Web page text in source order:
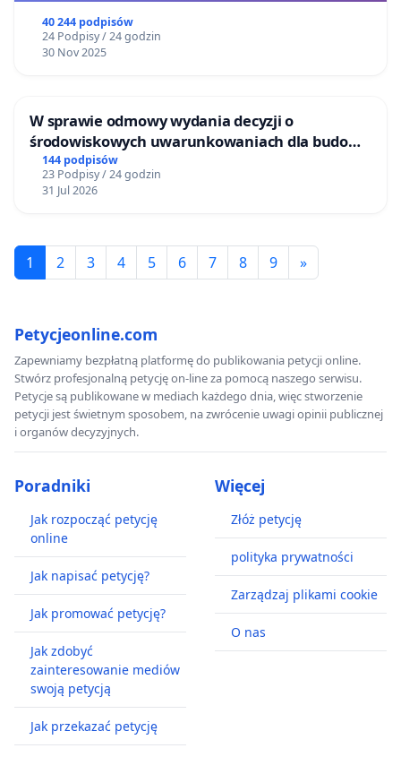
40 244 podpisów
24 Podpisy / 24 godzin
30 Nov 2025
W sprawie odmowy wydania decyzji o
środowiskowych uwarunkowaniach dla budowy
zakładu wytwarzania biometanu „Krynki” w
Ostrowiu Południowym oraz ochrony
mieszkańców i Puszczy Knyszyńskiej
144 podpisów
23 Podpisy / 24 godzin
31 Jul 2026
1 2 3 4 5 6 7 8 9 »
Petycjeonline.com
Zapewniamy bezpłatną platformę do publikowania petycji online.
Stwórz profesjonalną petycję on-line za pomocą naszego serwisu.
Petycje są publikowane w mediach każdego dnia, więc stworzenie
petycji jest świetnym sposobem, na zwrócenie uwagi opinii publicznej
i organów decyzyjnych.
Poradniki
Jak rozpocząć petycję
online
Jak napisać petycję?
Jak promować petycję?
Jak zdobyć
zainteresowanie mediów
swoją petycją
Jak przekazać petycję
Więcej
Złóż petycję
polityka prywatności
Zarządzaj plikami cookie
O nas